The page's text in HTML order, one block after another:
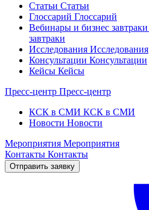
Статьи Статьи
Глоссарий Глоссарий
Вебинары и бизнес завтраки
завтраки
Исследования Исследования
Консультации Консультации
Кейсы Кейсы
Пресс-центр Пресс-центр
КСК в СМИ КСК в СМИ
Новости Новости
Мероприятия Мероприятия
Контакты Контакты
Отправить заявку